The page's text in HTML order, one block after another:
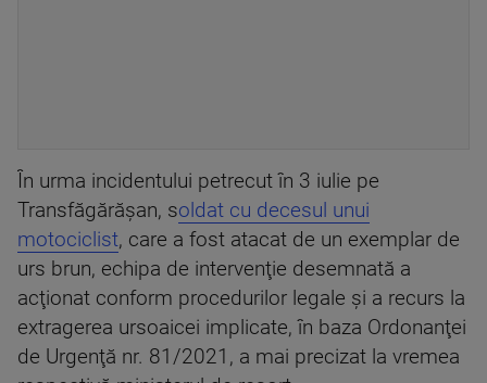
În urma incidentului petrecut în 3 iulie pe
Transfăgărăşan, soldat cu decesul unui
motociclist, care a fost atacat de un exemplar de
urs brun, echipa de intervenţie desemnată a
acţionat conform procedurilor legale şi a recurs la
extragerea ursoaicei implicate, în baza Ordonanţei
de Urgenţă nr. 81/2021, a mai precizat la vremea